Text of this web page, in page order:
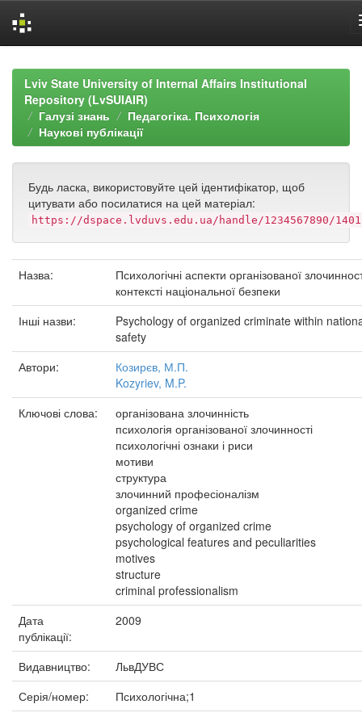
navigationLviv State University of Internal Affairs Institutional
Repository (LvSUIAIR)
Галузі знань
Педагогіка. Психологія
Наукові публікації
Будь ласка, використовуйте цей ідентифікатор, щоб
цитувати або посилатися на цей матеріал:
https://dspace.lvduvs.edu.ua/handle/1234567890/1401
Назва:
Психологічні аспекти організованої
контексті національної безпеки
Інші назви:
Psychology of organized criminate within
safety
Автори:
Козирєв, М.П.
Kozyriev, M.P.
Ключові слова:
організована злочинність
психологія організованої злочинності
психологічні ознаки і риси
мотиви
структура
злочинний професіоналізм
organized crime
psychology of organized crime
psychological features and peculiarities
motives
structure
criminal professionalism
Дата
публікації:
2009
Видавництво:
ЛьвДУВС
Серія/номер:
Психологічна;1